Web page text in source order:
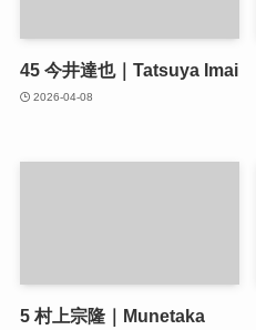
45今井達也｜Tatsuya Imai
2026-04-08
5村上宗隆｜Munetaka